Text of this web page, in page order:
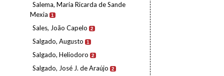
Salema, Maria Ricarda de Sande
Mexia
1
Sales, João Capelo 2
Salgado, Augusto 1
Salgado, Heliodoro 2
Salgado, José J. de Araújo 2